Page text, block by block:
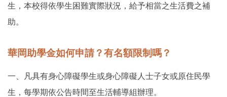
生，本校得依學生困難實際狀況，給予相當之生活費之補
助。
華岡助學金如何申請？有名額限制嗎？
一、凡具有身心障礙學生或身心障礙人士子女或原住民學
生，每學期依公告時間至生活輔導組辦理。